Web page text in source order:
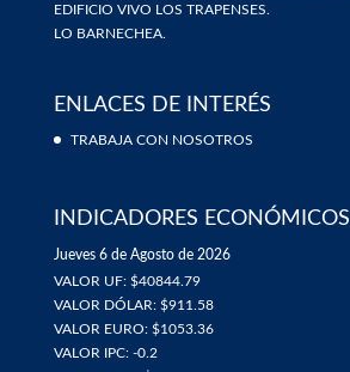
EDIFICIO VIVO LOS TRAPENSES.
LO BARNECHEA.
ENLACES DE INTERÉS
TRABAJA CON NOSOTROS
INDICADORES ECONÓMICOS
Jueves 6 de Agosto de 2026
VALOR UF: $40844.79
VALOR DÓLAR: $911.58
VALOR EURO: $1053.36
VALOR IPC: -0.2